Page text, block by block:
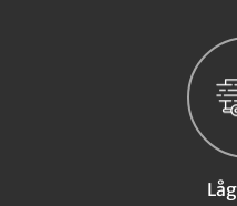
alternativen